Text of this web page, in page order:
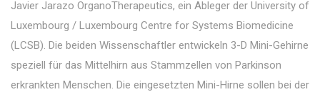
Javier Jarazo OrganoTherapeutics, ein Ableger der University of
Luxembourg / Luxembourg Centre for Systems Biomedicine
(LCSB). Die beiden Wissenschaftler entwickeln 3-D Mini-Gehirne
speziell für das Mittelhirn aus Stammzellen von Parkinson
erkrankten Menschen. Die eingesetzten Mini-Hirne sollen bei der